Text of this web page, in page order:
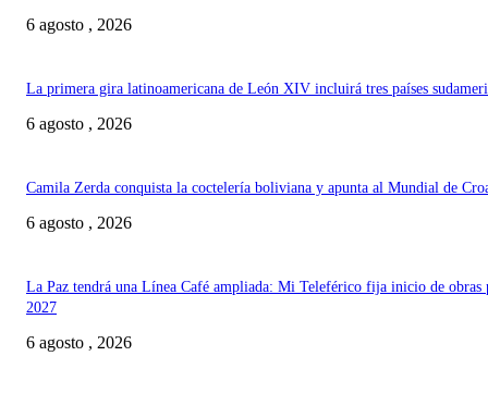
6 agosto , 2026
La primera gira latinoamericana de León XIV incluirá tres países
6 agosto , 2026
Camila Zerda conquista la coctelería boliviana y apunta al Mundial de
6 agosto , 2026
La Paz tendrá una Línea Café ampliada: Mi Teleférico fija inicio de obras
2027
6 agosto , 2026